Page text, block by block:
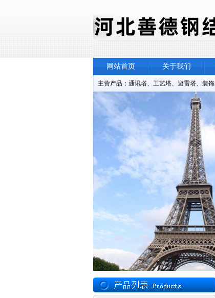
网站首页 关于我们
主营产品：通讯塔、工艺塔、避雷塔、装